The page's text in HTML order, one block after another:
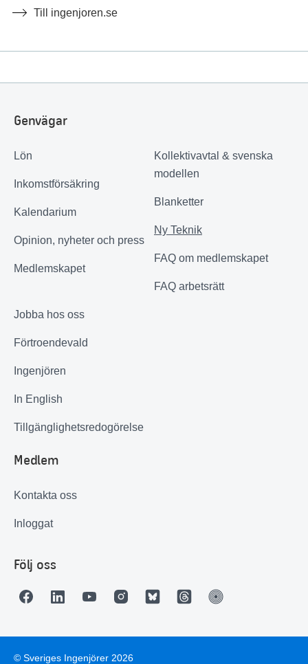
Till ingenjoren.se
Genvägar
Lön
Inkomstförsäkring
Kalendarium
Opinion, nyheter och press
Medlemskapet
Kollektivavtal & svenska
modellen
Blanketter
Ny Teknik
FAQ om medlemskapet
FAQ arbetsrätt
Jobba hos oss
Förtroendevald
Ingenjören
In English
Tillgänglighetsredogörelse
Medlem
Kontakta oss
Inloggat
Följ oss
© Sveriges Ingenjörer 2026